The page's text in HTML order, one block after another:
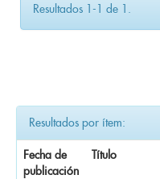
Resultados 1-1 de 1.
Resultados por ítem:
Fecha de
publicación
Título